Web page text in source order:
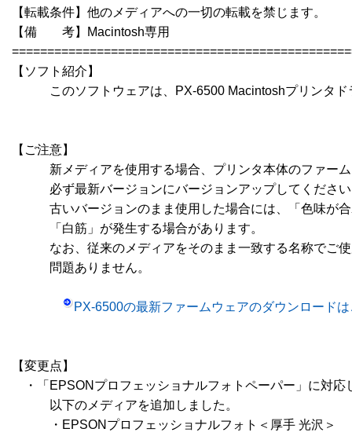
【転載条件】他のメディアへの一切の転載を禁じます。
【備　　考】Macintosh専用
【ソフト紹介】
このソフトウェアは、PX-6500 Macintoshプリンタド
【ご注意】
新メディアを使用する場合、プリンタ本体のファーム
必ず最新バージョンにバージョンアップしてください
古いバージョンのまま使用した場合には、「色味が合
「白筋」が発生する場合があります。
なお、従来のメディアをそのまま一致する名称でご使
問題ありません。
PX-6500の最新ファームウェアのダウンロード
【変更点】
・「EPSONプロフェッショナルフォトペーパー」に対応
以下のメディアを追加しました。
・EPSONプロフェッショナルフォト＜厚手 光沢＞